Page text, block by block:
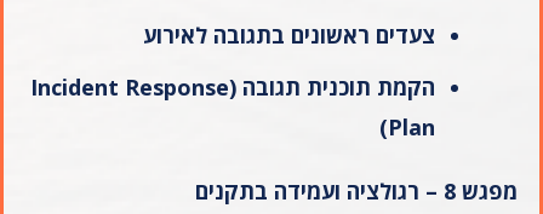
צעדים ראשונים בתגובה לאירוע
הקמת תוכנית תגובה (Incident Response
Plan)
מפגש 8 – רגולציה ועמידה בתקנים